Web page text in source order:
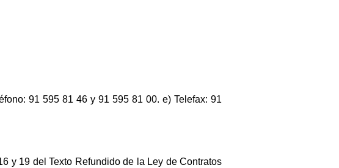
91 595 81 46 y 91 595 81 00. e) Telefax: 91
y 19 del Texto Refundido de la Ley de Contratos